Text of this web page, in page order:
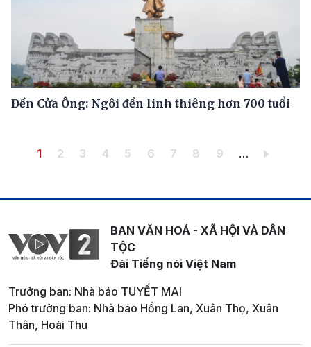
Đền Cửa Ông: Ngôi đền linh thiêng hơn 700 tuổi
Pagination
Trang hiện thời
1 Trang
2 Trang
3 Trang
4 Trang
5 Trang
6 Trang
7 Trang
8 Trang
9 …
BAN VĂN HOÁ - XÃ HỘI VÀ DÂN
TỘC
Đài Tiếng nói Việt Nam
Trưởng ban: Nhà báo TUYẾT MAI
Phó trưởng ban: Nhà báo Hồng Lan, Xuân Thọ, Xuân
Thân, Hoài Thu